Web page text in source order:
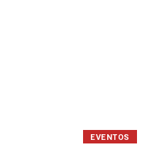
EVENTOS